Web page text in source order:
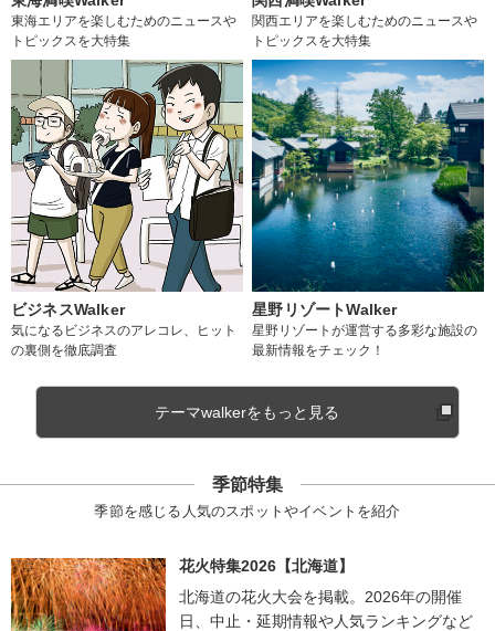
東海エリアを楽しむためのニュースや
トピックスを大特集
関西エリアを楽しむためのニュースや
トピックスを大特集
ビジネスWalker
気になるビジネスのアレコレ、ヒット
の裏側を徹底調査
星野リゾートWalker
星野リゾートが運営する多彩な施設の
最新情報をチェック！
テーマwalkerをもっと見る
季節特集
季節を感じる人気のスポットやイベントを紹介
花火特集2026【北海道】
北海道の花火大会を掲載。2026年の開催
日、中止・延期情報や人気ランキングなど